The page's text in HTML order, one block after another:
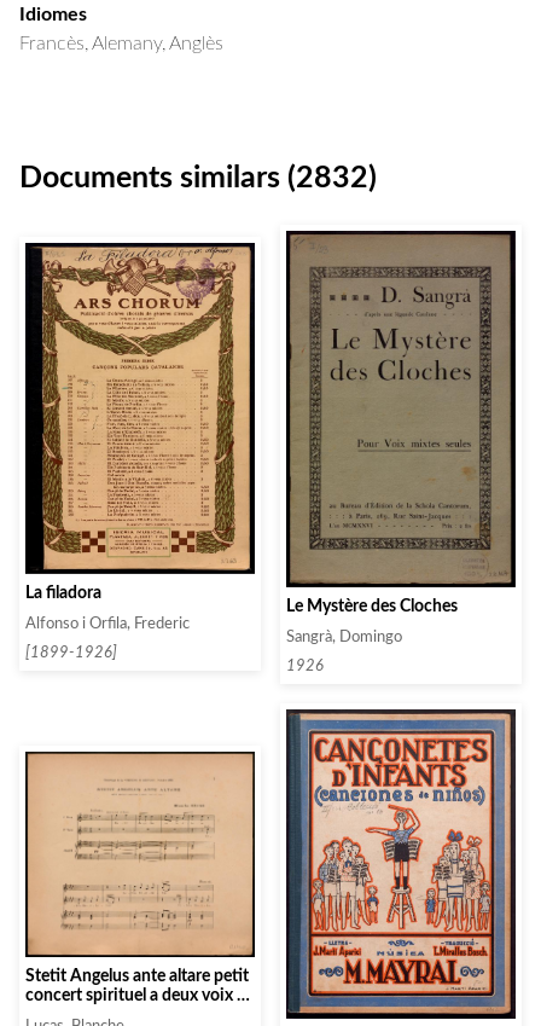
Idiomes
Francès, Alemany, Anglès
Documents similars (2832)
La filadora
Alfonso i Orfila, Frederic
[1899-1926]
Le Mystère des Cloches
Sangrà, Domingo
1926
Stetit Angelus ante altare petit
concert spirituel a deux voix de